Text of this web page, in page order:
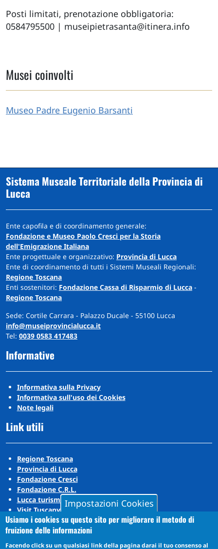
Posti limitati, prenotazione obbligatoria:
0584795500 | museipietrasanta@itinera.info
Musei coinvolti
Museo Padre Eugenio Barsanti
Sistema Museale Territoriale della Provincia di
Lucca
Ente capofila e di coordinamento generale:
Fondazione e Museo Paolo Cresci per la Storia
dell'Emigrazione Italiana
Ente progettuale e organizzativo: Provincia di Lucca
Ente di coordinamento di tutti i Sistemi Museali Regionali:
Regione Toscana
Enti sostenitori: Fondazione Cassa di Risparmio di Lucca -
Regione Toscana
Sede: Cortile Carrara - Palazzo Ducale - 55100 Lucca
info@museiprovincialucca.it
Tel: 0039 0583 417483
Informative
Informativa sulla Privacy
Informativa sull'uso dei Cookies
Note legali
Link utili
Regione Toscana
Provincia di Lucca
Fondazione Cresci
Fondazione C.R.L.
Lucca turismo
Visit Tuscany
Puccini Lands
Social media
Impostazioni Cookies
Usiamo i cookies su questo sito per migliorare il metodo di
fruizione delle informazioni
Facendo click su un qualsiasi link della pagina darai il tuo consenso al